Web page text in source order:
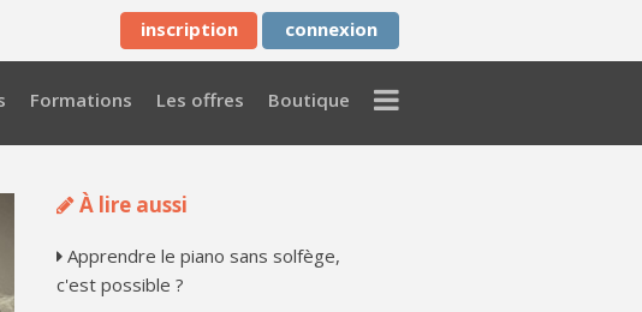
inscription connexion
Formations Les offres Boutique Menu
À lire aussi
Apprendre le piano sans solfège,
c'est possible ?